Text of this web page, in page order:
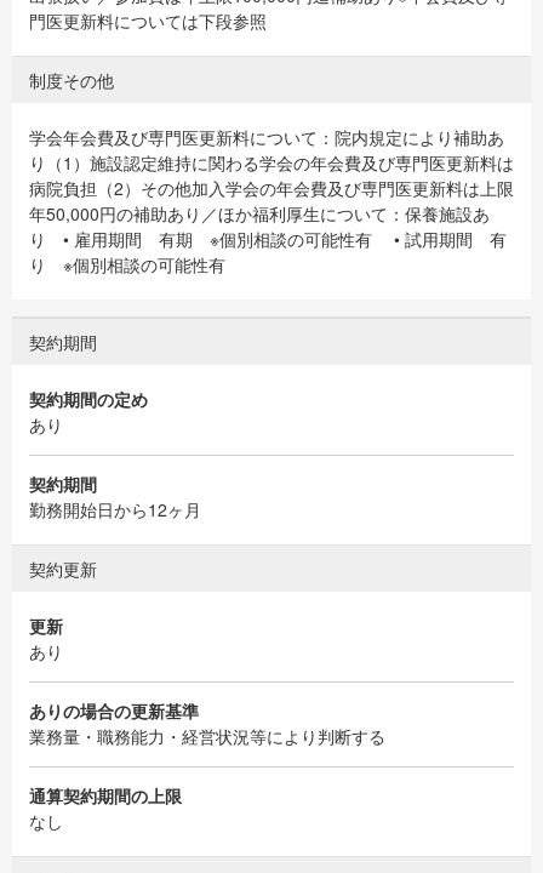
門医更新料については下段参照
制度その他
学会年会費及び専門医更新料について：院内規定により補助あ
り（1）施設認定維持に関わる学会の年会費及び専門医更新料は
病院負担（2）その他加入学会の年会費及び専門医更新料は上限
年50,000円の補助あり／ほか福利厚生について：保養施設あ
り • 雇用期間 有期 ※個別相談の可能性有 • 試用期間 有
り ※個別相談の可能性有
契約期間
契約期間の定め
あり
契約期間
勤務開始日から12ヶ月
契約更新
更新
あり
ありの場合の更新基準
業務量・職務能力・経営状況等により判断する
通算契約期間の上限
なし